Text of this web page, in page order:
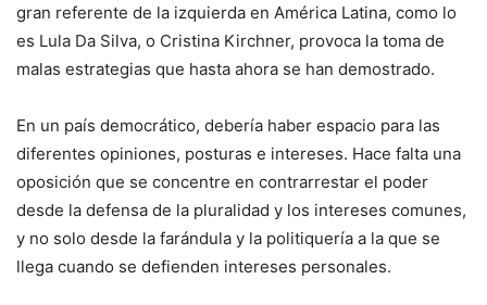
gran referente de la izquierda en América Latina, como lo
es Lula Da Silva, o Cristina Kirchner, provoca la toma de
malas estrategias que hasta ahora se han demostrado.
En un país democrático, debería haber espacio para las
diferentes opiniones, posturas e intereses. Hace falta una
oposición que se concentre en contrarrestar el poder
desde la defensa de la pluralidad y los intereses comunes,
y no solo desde la farándula y la politiquería a la que se
llega cuando se defienden intereses personales.